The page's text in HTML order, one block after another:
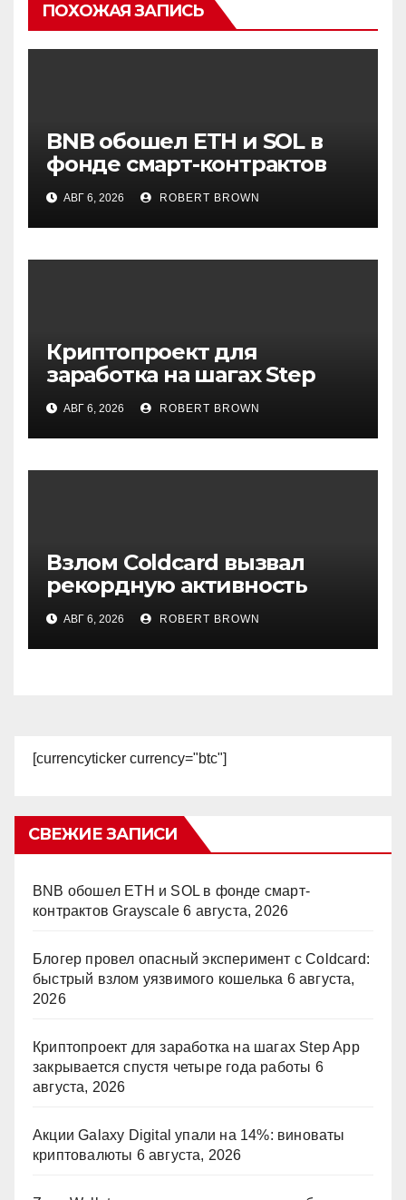
ПОХОЖАЯ ЗАПИСЬ
BNB обошел ETH и SOL в
фонде смарт-контрактов
Grayscale
АВГ 6, 2026 ROBERT BROWN
Криптопроект для
заработка на шагах Step
App закрывается спустя
четыре года работы
АВГ 6, 2026 ROBERT BROWN
Взлом Coldcard вызвал
рекордную активность
держателей биткоина
АВГ 6, 2026 ROBERT BROWN
[currencyticker currency="btc"]
СВЕЖИЕ ЗАПИСИ
BNB обошел ETH и SOL в фонде смарт-
контрактов Grayscale 6 августа, 2026
Блогер провел опасный эксперимент с Coldcard:
быстрый взлом уязвимого кошелька 6 августа,
2026
Криптопроект для заработка на шагах Step App
закрывается спустя четыре года работы 6
августа, 2026
Акции Galaxy Digital упали на 14%: виноваты
криптовалюты 6 августа, 2026